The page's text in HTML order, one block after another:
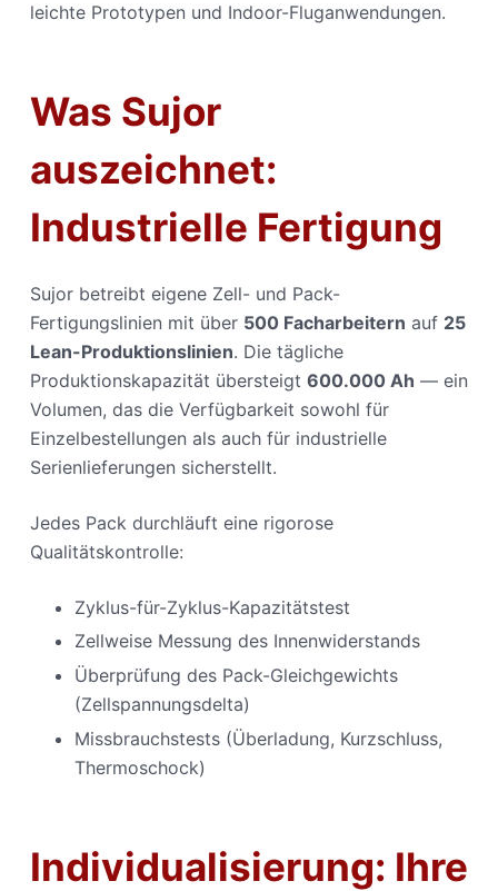
leichte Prototypen und Indoor-Fluganwendungen.
Was Sujor
auszeichnet:
Industrielle Fertigung
Sujor betreibt eigene Zell- und Pack-
Fertigungslinien mit über 500 Facharbeitern auf 25
Lean-Produktionslinien. Die tägliche
Produktionskapazität übersteigt 600.000 Ah — ein
Volumen, das die Verfügbarkeit sowohl für
Einzelbestellungen als auch für industrielle
Serienlieferungen sicherstellt.
Jedes Pack durchläuft eine rigorose
Qualitätskontrolle:
Zyklus-für-Zyklus-Kapazitätstest
Zellweise Messung des Innenwiderstands
Überprüfung des Pack-Gleichgewichts
(Zellspannungsdelta)
Missbrauchstests (Überladung, Kurzschluss,
Thermoschock)
Individualisierung: Ihre